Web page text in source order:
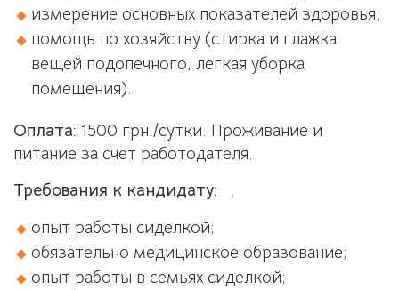
измерение основных показателей здоровья;
помощь по хозяйству (стирка и глажка
вещей подопечного, легкая уборка
помещения).
Оплата: 1500 грн./сутки. Проживание и
питание за счет работодателя.
Требования к кандидату: .
опыт работы сиделкой;
обязательно медицинское образование;
опыт работы в семьях сиделкой;